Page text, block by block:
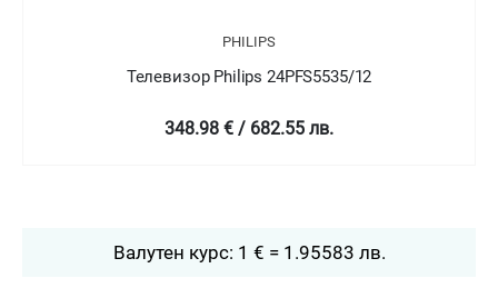
PHILIPS
Телевизор Philips 24PFT5505/05
349 € / 682.58 лв.
Валутен курс: 1 € = 1.95583 лв.